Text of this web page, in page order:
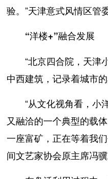
验。”天津意式风情区管
“洋楼+”融合发展
“北京四合院，天津
中西建筑，记录着城市的
“从文化视角看，小
又融洽的一个典型的载
一座富矿，正在等着我
间文艺家协会原主席冯骥